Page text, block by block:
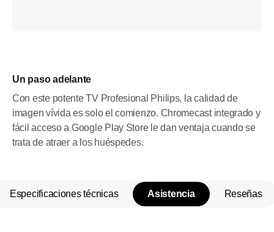
Un paso adelante
Con este potente TV Profesional Philips, la calidad de
imagen vívida es solo el comienzo. Chromecast integrado y
fácil acceso a Google Play Store le dan ventaja cuando se
trata de atraer a los huéspedes.
Especificaciones técnicas Asistencia Reseñas